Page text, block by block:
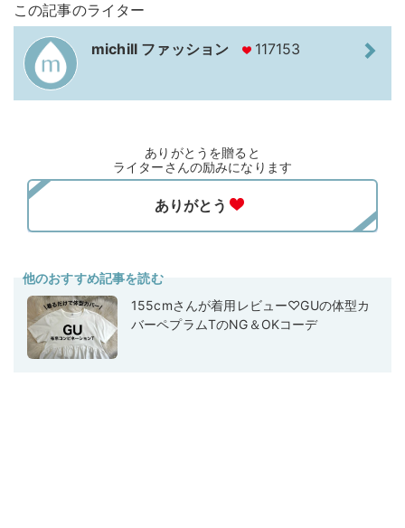
この記事のライター
michill ファッション 117153
ありがとうを贈ると
ライターさんの励みになります
他のおすすめ記事を読む
155cmさんが着用レビュー♡GUの体型カ
バーペプラムTのNG＆OKコーデ